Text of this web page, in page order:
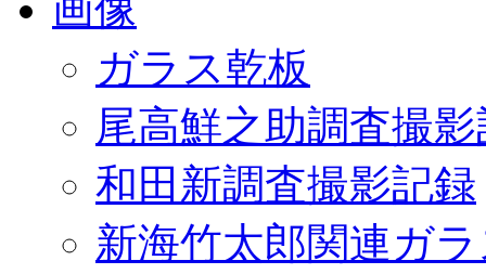
ガラス乾板
尾高鮮之助調査撮
和田新調査撮影記録
新海竹太郎関連ガ